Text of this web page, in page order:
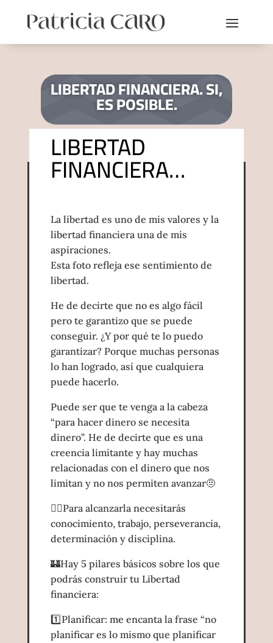
LIBERTAD FINANCIERA. SI,
ES POSIBLE.
LIBERTAD
FINANCIERA…
La libertad es uno de mis valores y la
libertad financiera una de mis
aspiraciones.
Esta foto refleja ese sentimiento de
libertad.
He de decirte que no es algo fácil
pero te garantizo que se puede
conseguir. ¿Y por qué te lo puedo
garantizar? Porque muchas personas
lo han logrado, así que cualquiera
puede hacerlo.
Puede ser que te venga a la cabeza
“para hacer dinero se necesita
dinero”. He de decirte que es una
creencia limitante y hay muchas
relacionadas con el dinero que nos
limitan y no nos permiten avanzar🤨
👉🏻Para alcanzarla necesitarás
conocimiento, trabajo, perseverancia,
determinación y disciplina.
🏰Hay 5 pilares básicos sobre los que
podrás construir tu Libertad
financiera:
1️⃣Planificar: me encanta la frase “no
planificar es lo mismo que planificar